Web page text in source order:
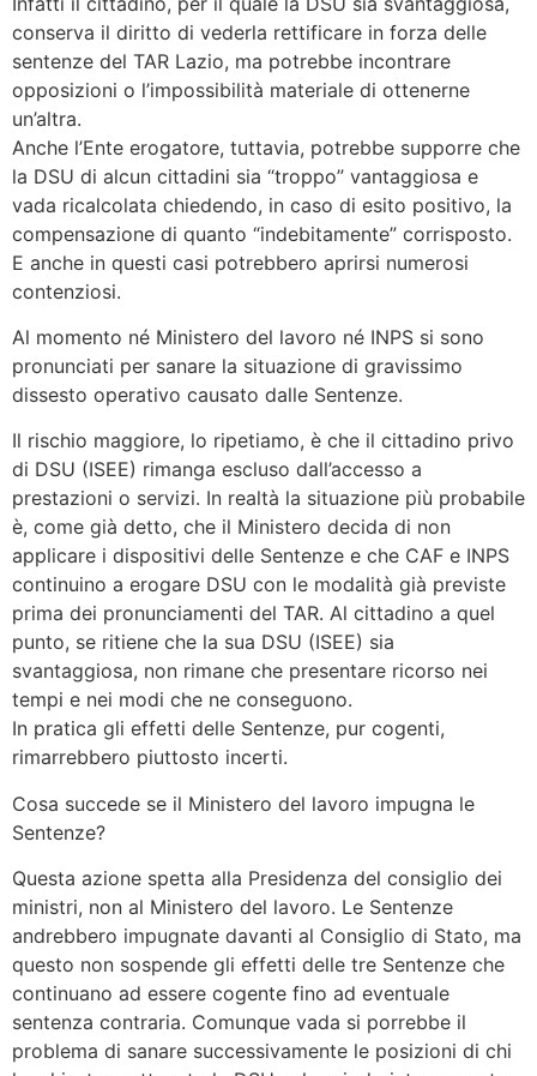
conserva il diritto di vederla rettificare in forza delle
sentenze del TAR Lazio, ma potrebbe incontrare
opposizioni o l’impossibilità materiale di ottenerne
un’altra.
Anche l’Ente erogatore, tuttavia, potrebbe supporre che
la DSU di alcun cittadini sia “troppo” vantaggiosa e
vada ricalcolata chiedendo, in caso di esito positivo, la
compensazione di quanto “indebitamente” corrisposto.
E anche in questi casi potrebbero aprirsi numerosi
contenziosi.
Al momento né Ministero del lavoro né INPS si sono
pronunciati per sanare la situazione di gravissimo
dissesto operativo causato dalle Sentenze.
Il rischio maggiore, lo ripetiamo, è che il cittadino privo
di DSU (ISEE) rimanga escluso dall’accesso a
prestazioni o servizi. In realtà la situazione più probabile
è, come già detto, che il Ministero decida di non
applicare i dispositivi delle Sentenze e che CAF e INPS
continuino a erogare DSU con le modalità già previste
prima dei pronunciamenti del TAR. Al cittadino a quel
punto, se ritiene che la sua DSU (ISEE) sia
svantaggiosa, non rimane che presentare ricorso nei
tempi e nei modi che ne conseguono.
In pratica gli effetti delle Sentenze, pur cogenti,
rimarrebbero piuttosto incerti.
Cosa succede se il Ministero del lavoro impugna le
Sentenze?
Questa azione spetta alla Presidenza del consiglio dei
ministri, non al Ministero del lavoro. Le Sentenze
andrebbero impugnate davanti al Consiglio di Stato, ma
questo non sospende gli effetti delle tre Sentenze che
continuano ad essere cogente fino ad eventuale
sentenza contraria. Comunque vada si porrebbe il
problema di sanare successivamente le posizioni di chi